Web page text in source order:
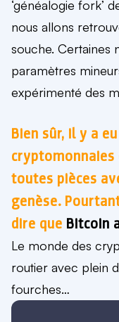
‘généalogie fork’
nous allons
souche. Certaines
paramètres
expérimenté des
Bien sûr, il y a
toutes pièces
genèse.
dire que Bitcoin
Le monde des
routier avec plein
fourches…